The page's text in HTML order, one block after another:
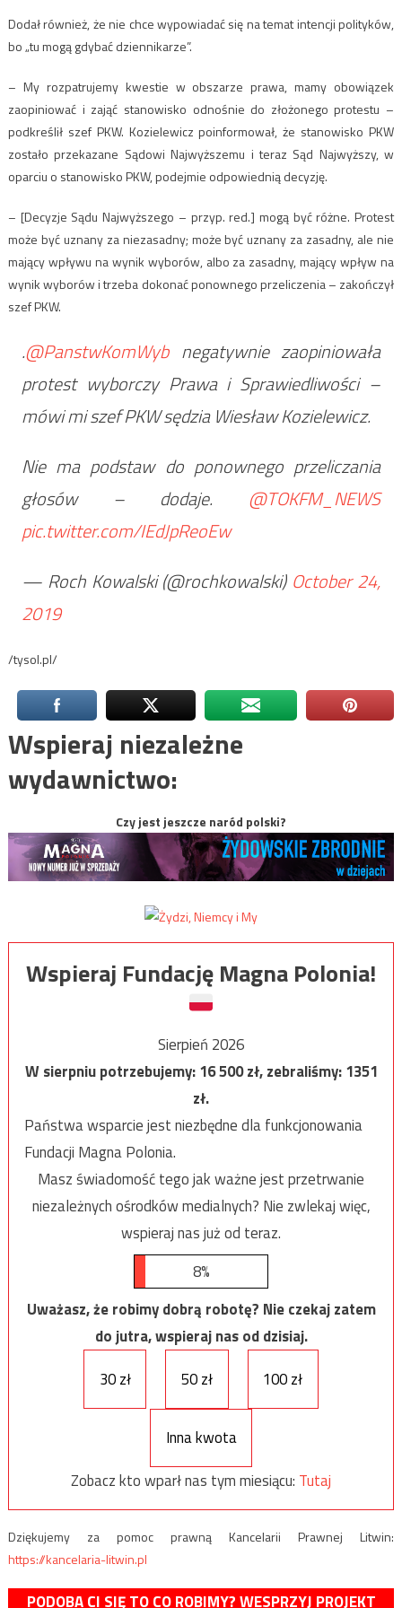
Dodał również, że nie chce wypowiadać się na temat intencji polityków,
bo „tu mogą gdybać dziennikarze”.
– My rozpatrujemy kwestie w obszarze prawa, mamy obowiązek
zaopiniować i zająć stanowisko odnośnie do złożonego protestu –
podkreślił szef PKW. Kozielewicz poinformował, że stanowisko PKW
zostało przekazane Sądowi Najwyższemu i teraz Sąd Najwyższy, w
oparciu o stanowisko PKW, podejmie odpowiednią decyzję.
– [Decyzje Sądu Najwyższego – przyp. red.] mogą być różne. Protest
może być uznany za niezasadny; może być uznany za zasadny, ale nie
mający wpływu na wynik wyborów, albo za zasadny, mający wpływ na
wynik wyborów i trzeba dokonać ponownego przeliczenia – zakończył
szef PKW.
.⁦@PanstwKomWyb⁩ negatywnie zaopiniowała
protest wyborczy Prawa i Sprawiedliwości –
mówi mi szef PKW sędzia Wiesław Kozielewicz.
Nie ma podstaw do ponownego przeliczania
głosów – dodaje. ⁦ @TOKFM_NEWS
pic.twitter.com/IEdJpReoEw
— Roch Kowalski (@rochkowalski) October 24,
2019
/tysol.pl/
Wspieraj niezależne
wydawnictwo:
Czy jest jeszcze naród polski?
Wspieraj Fundację Magna Polonia!
Sierpień 2026
W sierpniu potrzebujemy:16 500zł, zebraliśmy:1351
zł.
Państwa wsparcie jest niezbędne dla funkcjonowania
Fundacji Magna Polonia.
Masz świadomość tego jak ważne jest przetrwanie
niezależnych ośrodków medialnych? Nie zwlekaj więc,
wspieraj nas już od teraz.
8%
Uważasz, że robimy dobrą robotę? Nie czekaj zatem
do jutra, wspieraj nas od dzisiaj.
30 zł
50 zł 100 zł
Inna kwota
Zobacz kto wparł nas tym miesiącu: Tutaj
Dziękujemy za pomoc prawną Kancelarii Prawnej Litwin:
https://kancelaria-litwin.pl
PODOBA CI SIĘ TO CO ROBIMY? WESPRZYJ PROJEKT